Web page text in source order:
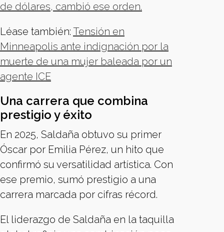
de dólares, cambió ese orden.
Léase también: Tensión en
Minneapolis ante indignación por la
muerte de una mujer baleada por un
agente ICE
Una carrera que combina
prestigio y éxito
En 2025, Saldaña obtuvo su primer
Óscar por Emilia Pérez, un hito que
confirmó su versatilidad artística. Con
ese premio, sumó prestigio a una
carrera marcada por cifras récord.
El liderazgo de Saldaña en la taquilla